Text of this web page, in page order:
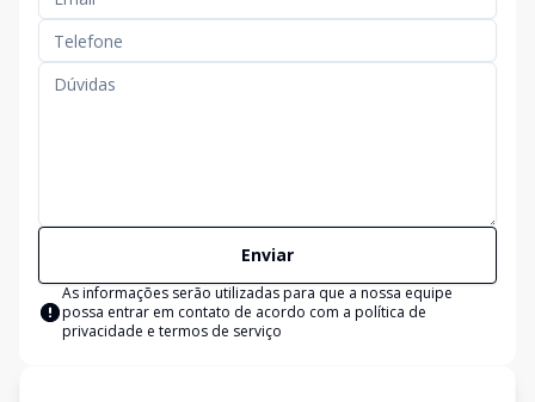
Enviar
As informações serão utilizadas para que a nossa equipe
possa entrar em contato de acordo com a política de
privacidade e termos de serviço